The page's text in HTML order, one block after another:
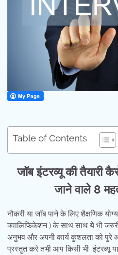
Table of Contents
जॉब इंटरव्यू की तैयारी
जाने वाले8
नौकरी या जॉब पाने के लिए शैक्षणिक
क्वालिफिकेशन ) के साथ साथ ये भी
अनुभव और अपनी कार्य कुशलता को पुरे
प्रस्तुत करे तभी आप किसी भी इंटरव्यू